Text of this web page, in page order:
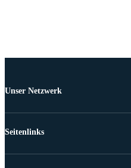
Unser Netzwerk
Seitenlinks